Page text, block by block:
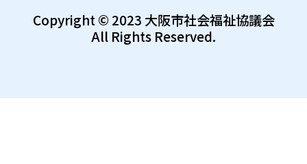
Copyright © 2023 大阪市社会福祉協議会
All Rights Reserved.